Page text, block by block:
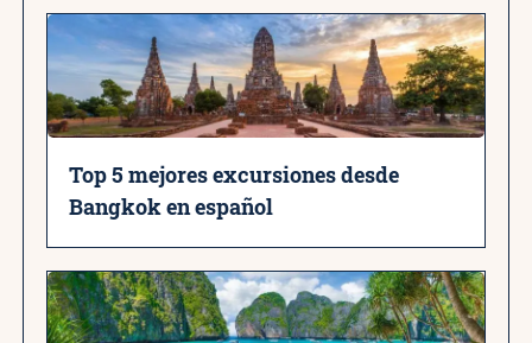
Top 5 mejores excursiones desde
Bangkok en español